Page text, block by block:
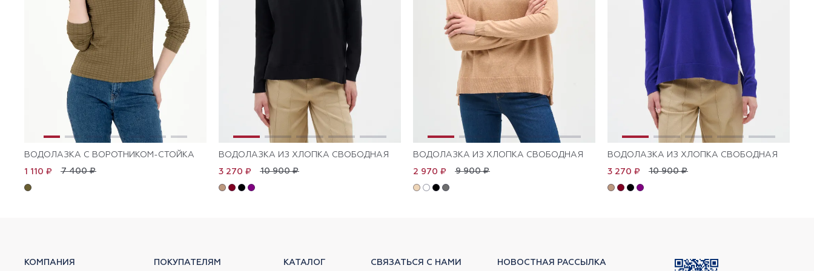
ВОДОЛАЗКА С ВОРОТНИКОМ-СТОЙКА
7 400 ₽
1 110 ₽
ВОДОЛАЗКА ИЗ ХЛОПКА СВОБОДНАЯ
10 900 ₽
3 270 ₽
ВОДОЛАЗКА ИЗ ХЛОПКА СВОБОДНАЯ
9 900 ₽
2 970 ₽
ВОДОЛАЗКА ИЗ ХЛОПКА СВОБОДНАЯ
10 900 ₽
3 270 ₽
КОМПАНИЯ ПОКУПАТЕЛЯМ КАТАЛОГ СВЯЗАТЬСЯ С НАМИ НОВОСТНАЯ РАССЫЛКА